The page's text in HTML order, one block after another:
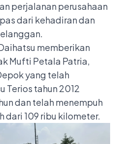
perjalanan perusahaan
dari kehadiran dan
memberikan
Mufti Petala Patria,
yang telah
Terios tahun 2012
dan telah menempuh
dari 109 ribu kilometer.